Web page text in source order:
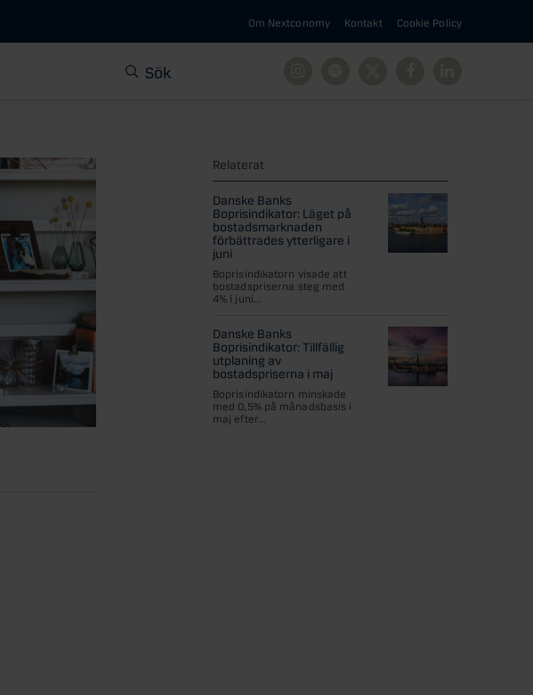
Om Nextconomy Kontakt Cookie Policy
Sök
Relaterat
Danske Banks
Boprisindikator: Läget på
bostadsmarknaden
förbättrades ytterligare i
juni
Boprisindikatorn visade att
bostadspriserna steg med
4% i juni...
Danske Banks
Boprisindikator: Tillfällig
utplaning av
bostadspriserna i maj
Boprisindikatorn minskade
med 0,5% på månadsbasis i
maj efter...